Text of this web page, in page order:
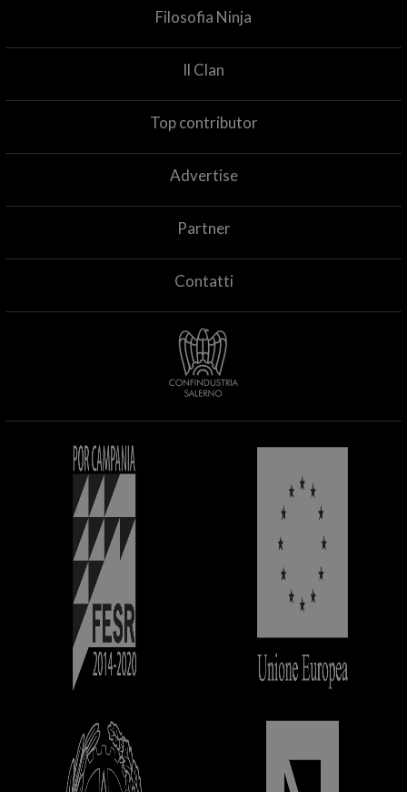
Filosofia Ninja
Il Clan
Top contributor
Advertise
Partner
Contatti